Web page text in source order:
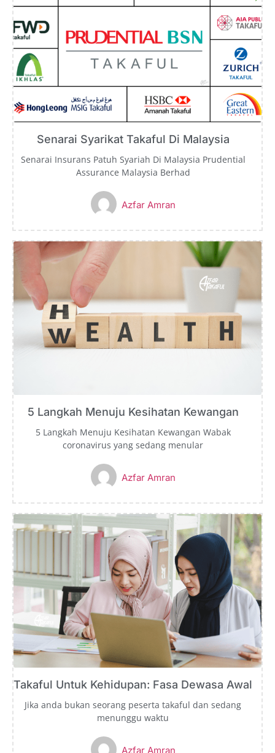
Senarai Syarikat Takaful Di Malaysia
Senarai Insurans Patuh Syariah Di Malaysia Prudential
Assurance Malaysia Berhad
Azfar Amran
5 Langkah Menuju Kesihatan Kewangan
5 Langkah Menuju Kesihatan Kewangan Wabak
coronavirus yang sedang menular
Azfar Amran
Takaful Untuk Kehidupan: Fasa Dewasa Awal
Jika anda bukan seorang peserta takaful dan sedang
menunggu waktu
Azfar Amran